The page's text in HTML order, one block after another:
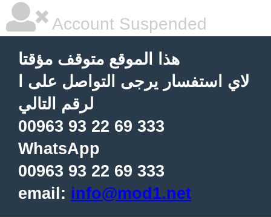
Account Suspended
هذا الموقع متوقف مؤقتا
لاي استفسار يرجى التواصل على ا
لرقم التالي
00963 93 22 69 333
WhatsApp
00963 93 22 69 333
email: info@mod1.net